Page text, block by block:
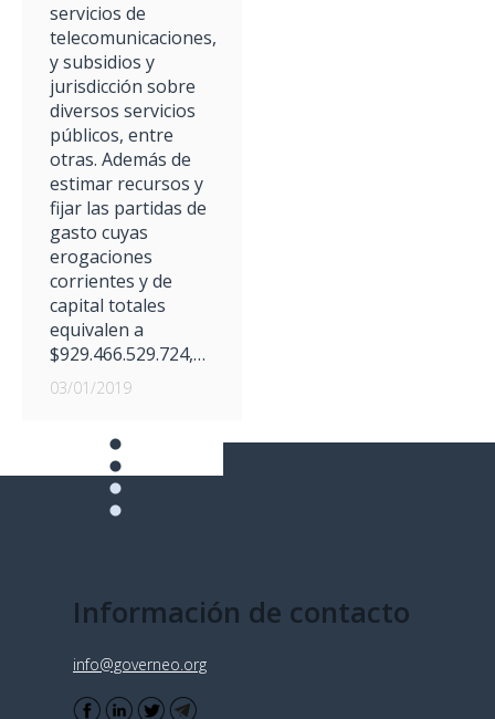
servicios de
telecomunicaciones,
y subsidios y
jurisdicción sobre
diversos servicios
públicos, entre
otras. Además de
estimar recursos y
fijar las partidas de
gasto cuyas
erogaciones
corrientes y de
capital totales
equivalen a
$929.466.529.724,…
03/01/2019
Información de contacto
info@governeo.org